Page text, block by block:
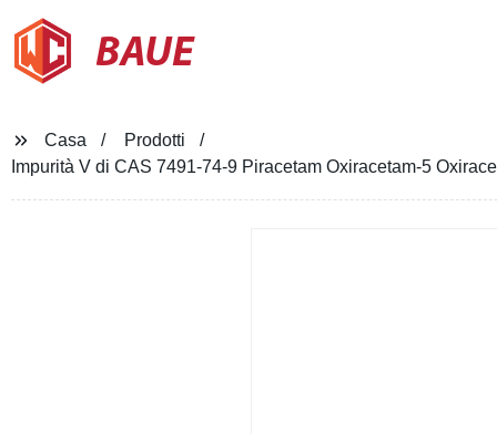
BAUE
Casa
Prodotti
Impurità V di CAS 7491-74-9 Piracetam Oxiracetam-5